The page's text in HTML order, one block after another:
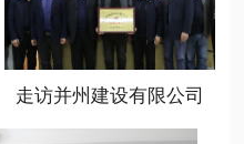
造的一个重点分会，也是形
生产力发展的引擎。 (山
联合会党支部书记冯学亮)
业联合会新智造分会会长温
走访并州建设有限公司